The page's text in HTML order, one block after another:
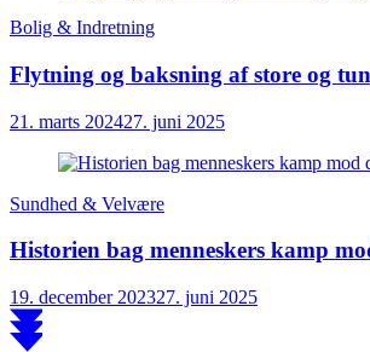
Bolig & Indretning
Flytning og baksning af store og
21. marts 202427. juni 2025
Sundhed & Velvære
Historien bag menneskers kamp
19. december 202327. juni 2025
Scroll
to